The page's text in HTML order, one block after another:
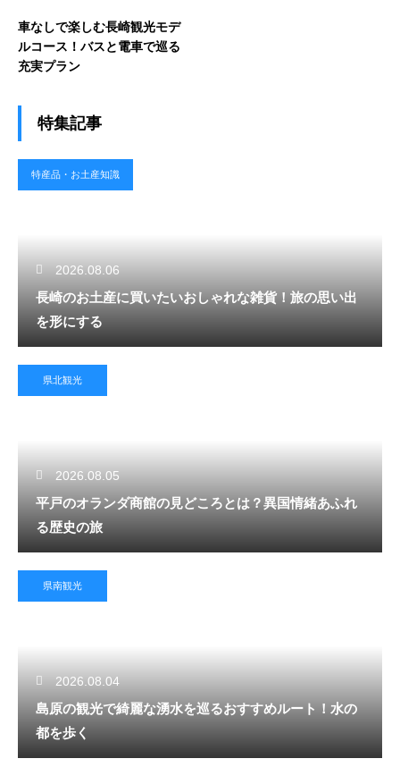
車なしで楽しむ長崎観光モデ
ルコース！バスと電車で巡る
充実プラン
特集記事
特産品・お土産知識
2026.08.06
長崎のお土産に買いたいおしゃれな雑貨！旅の思い出
を形にする
県北観光
2026.08.05
平戸のオランダ商館の見どころとは？異国情緒あふれ
る歴史の旅
県南観光
2026.08.04
島原の観光で綺麗な湧水を巡るおすすめルート！水の
都を歩く